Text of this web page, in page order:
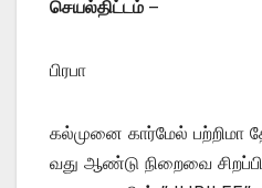
செயல்திட்டம் –
பிரபா
கல்முனை கார்மேல் பற்றிமா
வது ஆண்டு நிறைவை